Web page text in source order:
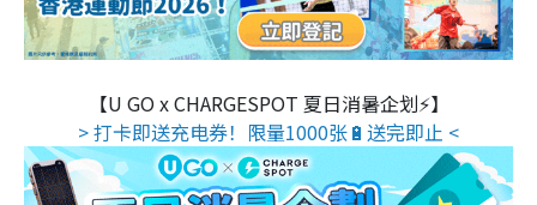
【U GO x CHARGESPOT 夏日消暑企划⚡】
> 打卡即送充电券！限量1000张🔋送完即止 <